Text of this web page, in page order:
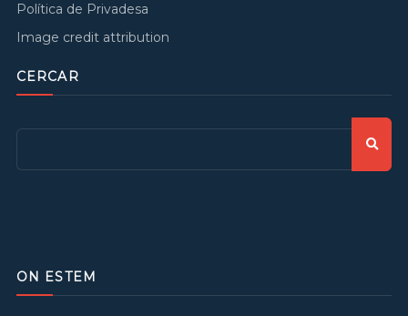
Política de Privadesa
Image credit attribution
CERCAR
ON ESTEM